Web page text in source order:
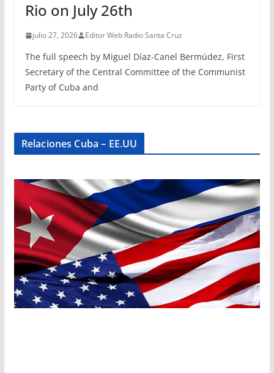
Rio on July 26th
julio 27, 2026 Editor Web Radio Santa Cruz
The full speech by Miguel Díaz-Canel Bermúdez, First
Secretary of the Central Committee of the Communist
Party of Cuba and
Relaciones Cuba – EE.UU